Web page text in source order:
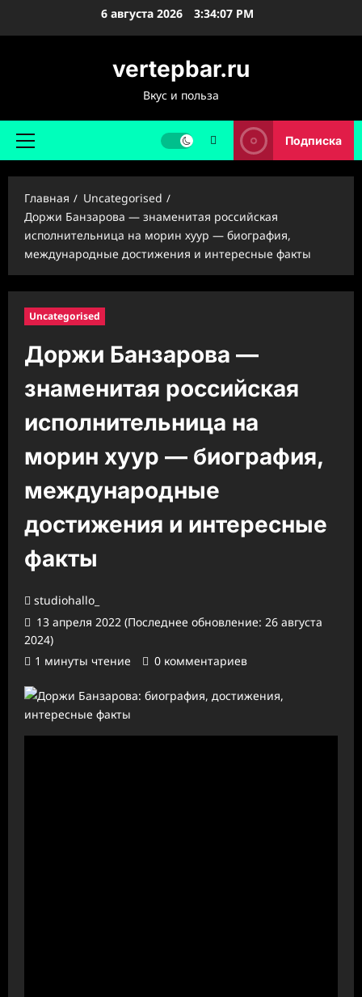
6 августа 2026 3:34:08 PM
vertepbar.ru
Вкус и польза
Основное
Подписка
Главная
Uncategorised
Доржи Банзарова — знаменитая российская
исполнительница на морин хуур — биография,
международные достижения и интересные факты
Uncategorised
Доржи Банзарова —
знаменитая российская
исполнительница на
морин хуур — биография,
международные
достижения и интересные
факты
studiohallo_
13 апреля 2022 (Последнее обновление: 26 августа
2024)
1 минуты чтение
0 комментариев